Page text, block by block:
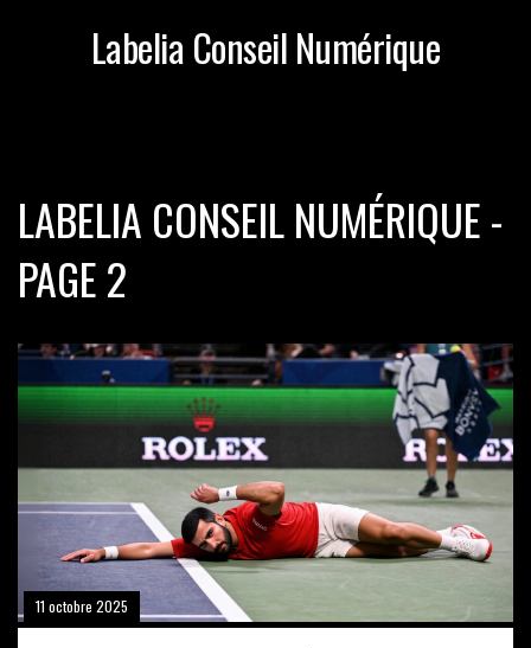
Labelia Conseil Numérique
LABELIA CONSEIL NUMÉRIQUE -
PAGE 2
11 octobre 2025